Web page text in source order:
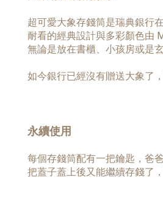
超可愛大象存錢筒是瑞典銀行
耐看的經典設計與多彩顏色由
無論是放在書櫃、小孩房或是
如今銀行已經沒有贈送大象了
永續使用
每個存錢筒配有一把鑰匙，爸
把蓋子蓋上後又能繼續存錢了